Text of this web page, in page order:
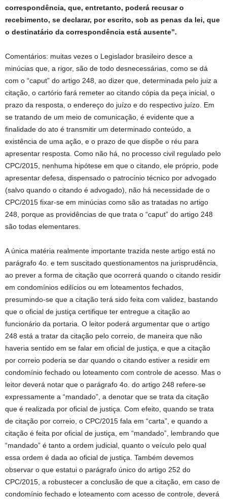
correspondência, que, entretanto, poderá recusar o
recebimento, se declarar, por escrito, sob as penas da lei, que
o destinatário da correspondência está ausente”.
Comentários: muitas vezes o Legislador brasileiro desce a
minúcias que, a rigor, são de todo desnecessárias, como se dá
com o “caput” do artigo 248, ao dizer que, determinada pelo juiz a
citação, o cartório fará remeter ao citando cópia da peça inicial, o
prazo da resposta, o endereço do juízo e do respectivo juízo. Em
se tratando de um meio de comunicação, é evidente que a
finalidade do ato é transmitir um determinado conteúdo, a
existência de uma ação, e o prazo de que dispõe o réu para
apresentar resposta. Como não há, no processo civil regulado pelo
CPC/2015, nenhuma hipótese em que o citando, ele próprio, pode
apresentar defesa, dispensado o patrocínio técnico por advogado
(salvo quando o citando é advogado), não há necessidade de o
CPC/2015 fixar-se em minúcias como são as tratadas no artigo
248, porque as providências de que trata o “caput” do artigo 248
são todas elementares.
A única matéria realmente importante trazida neste artigo está no
parágrafo 4o. e tem suscitado questionamentos na jurisprudência,
ao prever a forma de citação que ocorrerá quando o citando residir
em condomínios edilícios ou em loteamentos fechados,
presumindo-se que a citação terá sido feita com validez, bastando
que o oficial de justiça certifique ter entregue a citação ao
funcionário da portaria. O leitor poderá argumentar que o artigo
248 está a tratar da citação pelo correio, de maneira que não
haveria sentido em se falar em oficial de justiça, e que a citação
por correio poderia se dar quando o citando estiver a residir em
condomínio fechado ou loteamento com controle de acesso. Mas o
leitor deverá notar que o parágrafo 4o. do artigo 248 refere-se
expressamente a “mandado”, a denotar que se trata da citação
que é realizada por oficial de justiça. Com efeito, quando se trata
de citação por correio, o CPC/2015 fala em “carta”, e quando a
citação é feita por oficial de justiça, em “mandado”, lembrando que
“mandado” é tanto a ordem judicial, quanto o veículo pelo qual
essa ordem é dada ao oficial de justiça. Também devemos
observar o que estatui o parágrafo único do artigo 252 do
CPC/2015, a robustecer a conclusão de que a citação, em caso de
condomínio fechado e loteamento com acesso de controle, deverá